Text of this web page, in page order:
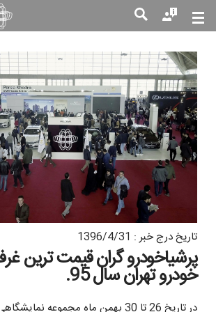
جست
جو
تاریخ درج خبر : 1396/4/31
پرشیاخودرو گران قیمت ترین
خودرو تهران سال 95.
در تاریخ 26 تا 30 بهمن ماه مجموعه